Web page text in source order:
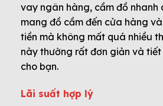
vay ngân hàng, cầm đồ nhanh
mang đồ cầm đến cửa hàng
tiền mà không mất quá nhiều
này thường rất đơn giản và
cho bạn.
Lãi suất hợp lý